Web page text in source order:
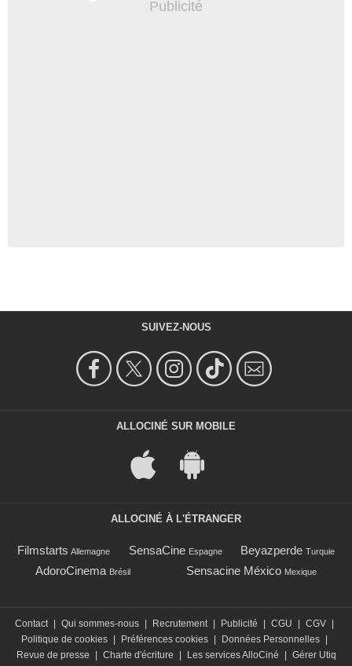
SUIVEZ-NOUS
ALLOCINÉ SUR MOBILE
ALLOCINÉ À L'ÉTRANGER
Filmstarts Allemagne SensaCine Espagne Beyazperde Turquie
AdoroCinema Brésil Sensacine México Mexique
Contact Qui sommes-nous Recrutement Publicité CGU CGV
Politique de cookies
Préférences cookies Données Personnelles
Revue de presse
Charte d'écriture Les services AlloCiné
Gérer Utiq